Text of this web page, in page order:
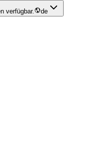
verfügbar. de